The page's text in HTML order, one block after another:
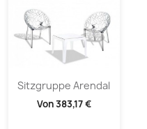
Sitzgruppe Arendal
Von383,17 €